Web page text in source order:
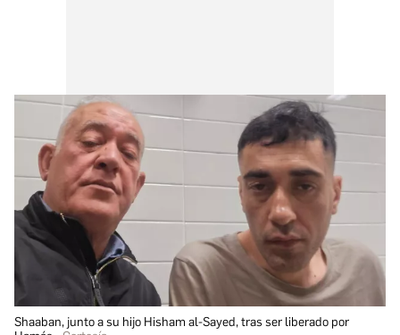
Shaaban, junto a su hijo Hisham al-Sayed, tras ser liberado por